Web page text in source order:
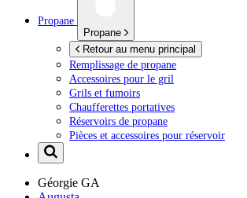
Propane
Propane
Retour au menu principal
Remplissage de propane
Accessoires pour le gril
Grils et fumoirs
Chaufferettes portatives
Réservoirs de propane
Pièces et accessoires pour réservoir
Géorgie GA